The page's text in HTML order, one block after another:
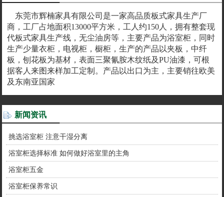
东莞市辉楠家具有限公司是一家高品质板式家具生产厂
商，工厂占地面积13000平方米，工人约150人，拥有整套现
代板式家具生产线，无尘油房等，主要产品为浴室柜，同时
生产少量衣柜，电视柜，橱柜，生产的产品以夹板，中纤
板，刨花板为基材，表面三聚氰胺木纹纸及PU油漆，可根
据客人来图来样加工定制。产品以出口为主，主要销往欧美
及东南亚国家
新闻资讯
挑选浴室柜 注意干湿分离
浴室柜选择标准 如何做好浴室里的主角
浴室柜五金
浴室柜保养常识